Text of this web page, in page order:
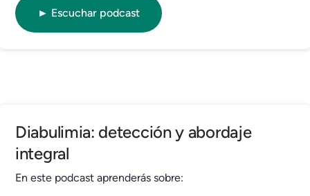
► Escuchar podcast
Diabulimia: detección y abordaje
integral
En este podcast aprenderás sobre: